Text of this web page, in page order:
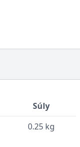
Súly
0.25 kg